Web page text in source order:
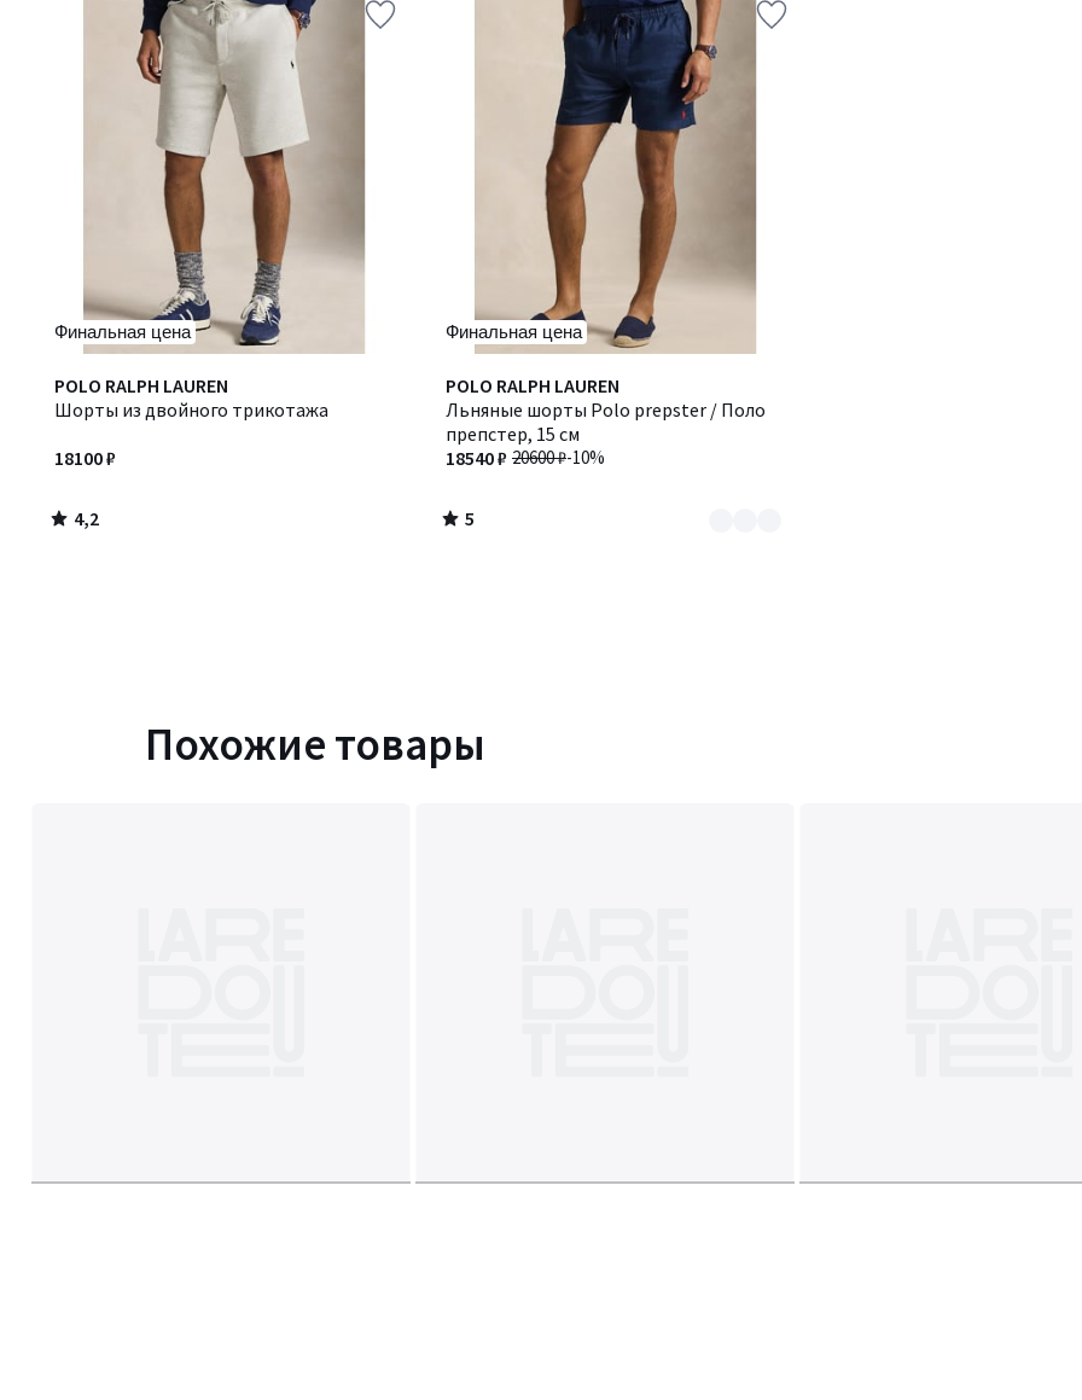
Финальная цена
POLO RALPH LAUREN
Шорты из двойного трикотажа
18100 ₽
4,2
/ 5
4,2
/
Финальная цена
POLO RALPH LAUREN
Льняные шорты Polo prepster / Поло
препстер, 15 см
20600 ₽-10%
18540 ₽
5
/
5
Количество
цветов:
2
5
/
Похожие товары